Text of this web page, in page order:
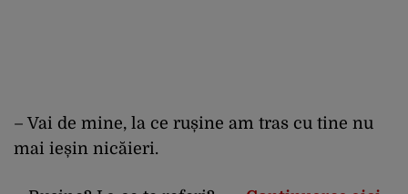
– Vai de mine, la ce rușine am tras cu tine nu
mai ieșin nicăieri.